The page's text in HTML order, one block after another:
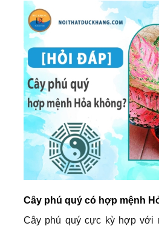
Cây phú quý có hợp mệnh
Cây phú quý cực kỳ hợp với